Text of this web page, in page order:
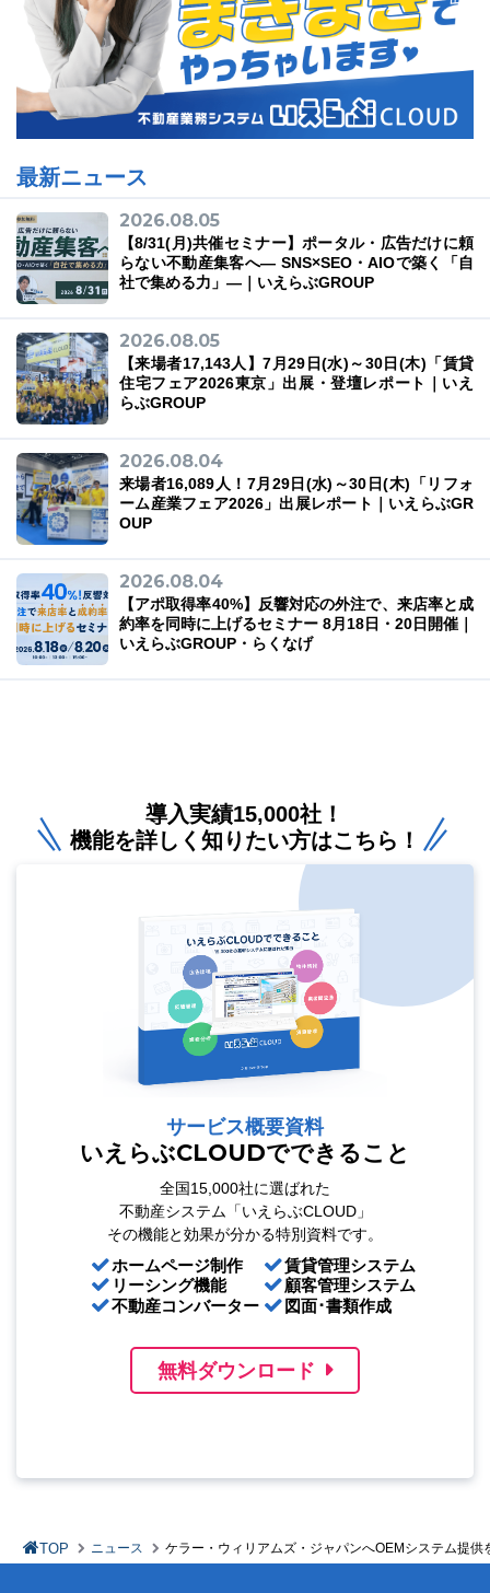
最新ニュース
2026.08.05
【8/31(月)共催セミナー】ポータル・広告だけに頼
らない不動産集客へ― SNS×SEO・AIOで築く「自
社で集める力」―｜いえらぶGROUP
2026.08.05
【来場者17,143人】7月29日(水)～30日(木)「賃貸
住宅フェア2026東京」出展・登壇レポート｜いえ
らぶGROUP
2026.08.04
来場者16,089人！7月29日(水)～30日(木)「リフォ
ーム産業フェア2026」出展レポート｜いえらぶGR
OUP
2026.08.04
【アポ取得率40%】反響対応の外注で、来店率と成
約率を同時に上げるセミナー 8月18日・20日開催｜
いえらぶGROUP・らくなげ
導入実績15,000社！
機能を詳しく知りたい方はこちら！
サービス概要資料
いえらぶCLOUDでできること
全国15,000社に選ばれた
不動産システム「いえらぶCLOUD」
その機能と効果が分かる特別資料です。
ホームページ制作
リーシング機能
不動産コンバーター
賃貸管理システム
顧客管理システム
図面･書類作成
無料ダウンロード
TOP ニュース ケラー・ウィリアムズ・ジャパンへOEMシステム提供